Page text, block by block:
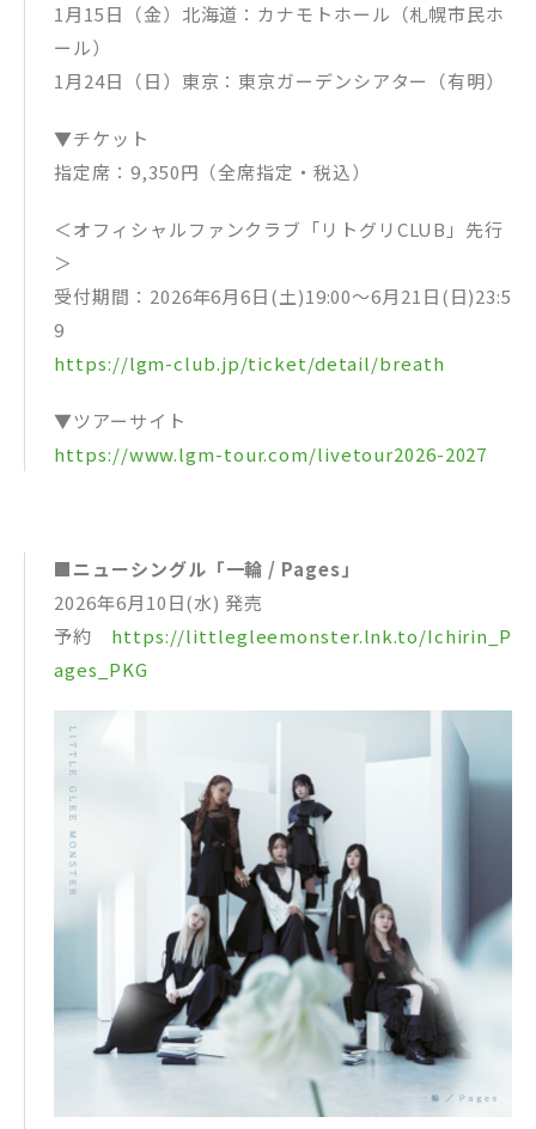
1月15日（金）北海道：カナモトホール（札幌市民ホ
ール）
1月24日（日）東京：東京ガーデンシアター（有明）
▼チケット
指定席：9,350円（全席指定・税込）
＜オフィシャルファンクラブ「リトグリCLUB」先行
＞
受付期間：2026年6月6日(土)19:00～6月21日(日)23:5
9
https://lgm-club.jp/ticket/detail/breath
▼ツアーサイト
https://www.lgm-tour.com/livetour2026-2027
■ニューシングル「一輪 / Pages」
2026年6月10日(水) 発売
予約 https://littlegleemonster.lnk.to/Ichirin_P
ages_PKG